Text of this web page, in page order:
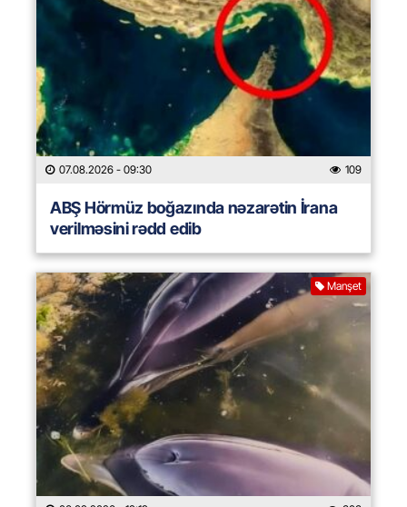
07.08.2026 - 09:30 109
ABŞ Hörmüz boğazında nəzarətin İrana
verilməsini rədd edib
Manşet